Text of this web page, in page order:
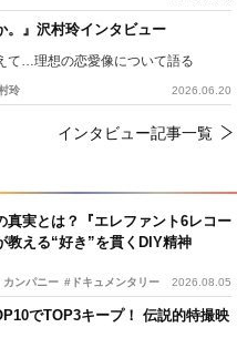
真実とは？『エレファント6レコー
教える“好き”を貫くDIY精神
カンパニー #ドキュメンタリー 2026.08.05
でTOP3キープ！ 伝説的特撮映
。』沢村玲インタビュー
て…理想の恋愛像について語る
玲 2026.06.20
インタビュー記事一覧